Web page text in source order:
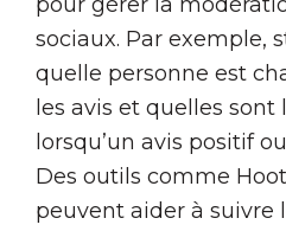
pour gérer la
sociaux. Par exemple,
quelle personne est
les avis et quelles sont
lorsqu’un avis positif
Des outils comme
peuvent aider à suivre